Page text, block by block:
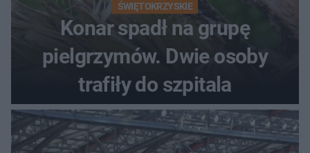
ŚWIĘTOKRZYSKIE
Konar spadł na grupę
pielgrzymów. Dwie osoby
trafiły do szpitala